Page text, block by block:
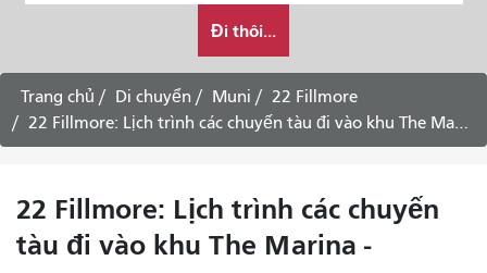
thúc
muốn
đi
du
lịch
như
nào
Đi thôi...
Trang chủ Di chuyển Muni
22 Fillmore
22 Fillmore: Lịch trình các chuyến tàu đi vào khu The Marina -
22 Fillmore: Lịch trình các chuyến
tàu đi vào khu The Marina -